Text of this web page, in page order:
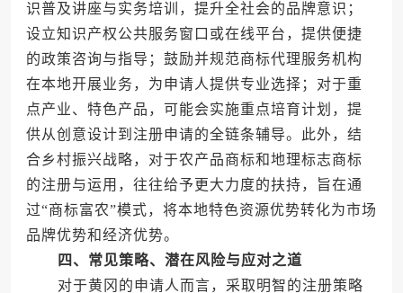
识普及讲座与实务培训，提升全社会的品牌意识；
设立知识产权公共服务窗口或在线平台，提供便捷
的政策咨询与指导；鼓励并规范商标代理服务机构
在本地开展业务，为申请人提供专业选择；对于重
点产业、特色产品，可能会实施重点培育计划，提
供从创意设计到注册申请的全链条辅导。此外，结
合乡村振兴战略，对于农产品商标和地理标志商标
的注册与运用，往往给予更大力度的扶持，旨在通
过“商标富农”模式，将本地特色资源优势转化为市场
品牌优势和经济优势。
四、常见策略、潜在风险与应对之道
对于黄冈的申请人而言，采取明智的注册策略